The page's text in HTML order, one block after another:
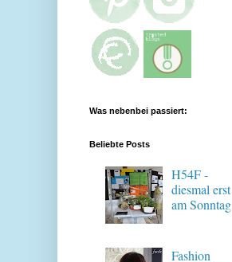
Was nebenbei passiert:
Beliebte Posts
H54F -
diesmal erst
am Sonntag
Fashion